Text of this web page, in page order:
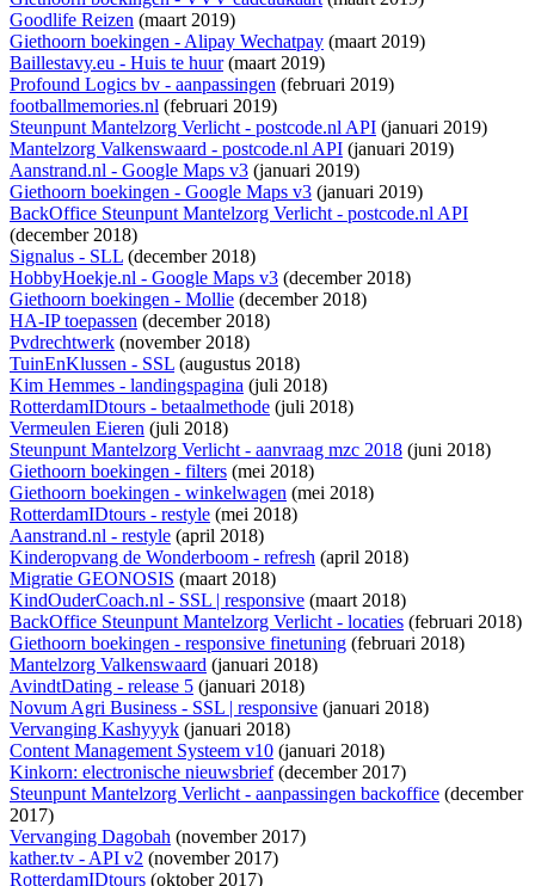
Goodlife Reizen (maart 2019)
Giethoorn boekingen - Alipay Wechatpay (maart 2019)
Baillestavy.eu - Huis te huur(maart 2019)
Profound Logics bv - aanpassingen (februari 2019)
footballmemories.nl (februari 2019)
Steunpunt Mantelzorg Verlicht - postcode.nl API (januari 2019)
Mantelzorg Valkenswaard - postcode.nl API (januari 2019)
Aanstrand.nl - Google Maps v3 (januari 2019)
Giethoorn boekingen - Google Maps v3 (januari 2019)
BackOffice Steunpunt Mantelzorg Verlicht - postcode.nl API
(december 2018)
Signalus - SLL (december 2018)
HobbyHoekje.nl - Google Maps v3 (december 2018)
Giethoorn boekingen - Mollie (december 2018)
HA-IP toepassen (december 2018)
Pvdrechtwerk (november 2018)
TuinEnKlussen - SSL (augustus 2018)
Kim Hemmes - landingspagina (juli 2018)
RotterdamIDtours - betaalmethode (juli 2018)
Vermeulen Eieren (juli 2018)
Steunpunt Mantelzorg Verlicht - aanvraag mzc 2018 (juni 2018)
Giethoorn boekingen - filters (mei 2018)
Giethoorn boekingen - winkelwagen (mei 2018)
RotterdamIDtours - restyle (mei 2018)
Aanstrand.nl - restyle (april 2018)
Kinderopvang de Wonderboom - refresh (april 2018)
Migratie GEONOSIS (maart 2018)
KindOuderCoach.nl - SSL | responsive (maart 2018)
BackOffice Steunpunt Mantelzorg Verlicht - locaties (februari 2018)
Giethoorn boekingen - responsive finetuning (februari 2018)
Mantelzorg Valkenswaard (januari 2018)
AvindtDating - release 5 (januari 2018)
Novum Agri Business - SSL | responsive (januari 2018)
Vervanging Kashyyyk (januari 2018)
Content Management Systeem v10 (januari 2018)
Kinkorn: electronische nieuwsbrief(december 2017)
Steunpunt Mantelzorg Verlicht - aanpassingen backoffice (december
2017)
Vervanging Dagobah (november 2017)
kather.tv - API v2 (november 2017)
RotterdamIDtours (oktober 2017)